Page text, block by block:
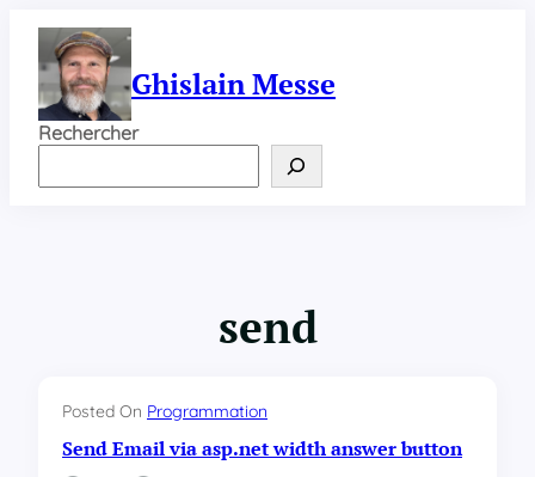
contenu
Ghislain Messe
Rechercher
send
Posted On Programmation
Send Email via asp.net width answer button